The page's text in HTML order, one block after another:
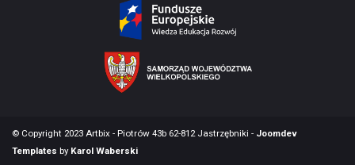
© Copyright 2023 Artbix - Piotrów 43b 62-812 Jastrzębniki - Joomdev
Templates by Karol Waberski